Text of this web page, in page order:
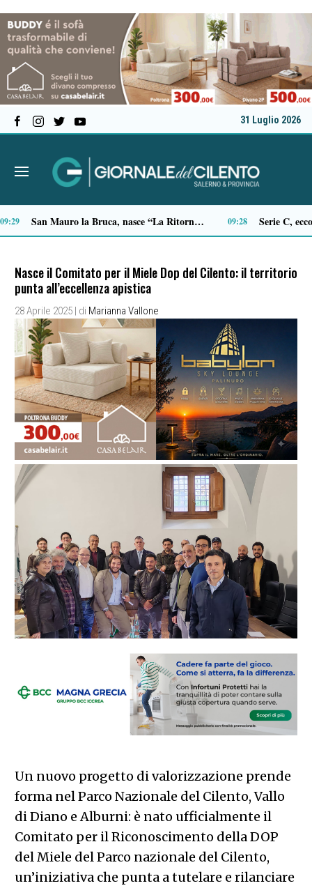
31 Luglio 2026
Sicurezza, il sindaco di Castellabate scrive a Prefetto e Questore: “Più controlli e più presenza sul territorio”
Nasce il Comitato per il Miele Dop del Cilento: il territorio
punta all’eccellenza apistica
28 Aprile 2025 | di Marianna Vallone
Un nuovo progetto di valorizzazione prende
forma nel Parco Nazionale del Cilento, Vallo
di Diano e Alburni: è nato ufficialmente il
Comitato per il Riconoscimento della DOP
del Miele del Parco nazionale del Cilento,
un’iniziativa che punta a tutelare e rilanciare